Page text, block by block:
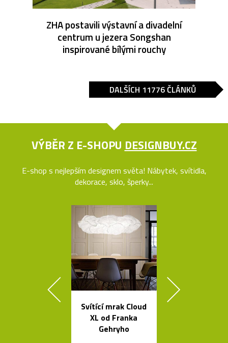
ZHA postavili výstavní a divadelní
centrum u jezera Songshan
inspirované bílými rouchy
DALŠÍCH 11776 ČLÁNKŮ
VÝBĚR Z E-SHOPU DESIGNBUY.CZ
E-shop s nejlepším designem světa! Nábytek, svítidla,
dekorace, sklo, šperky...
Svítící mrak Cloud
XL od Franka
Gehryho